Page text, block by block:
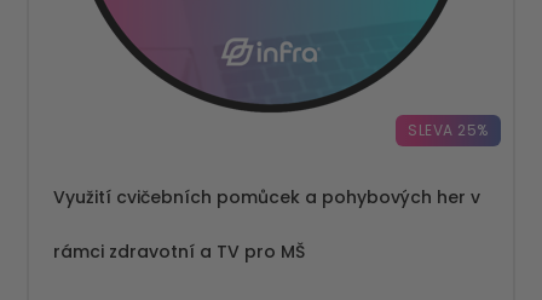
SLEVA 25%
Využití cvičebních pomůcek a pohybových her v
rámci zdravotní a TV pro MŠ